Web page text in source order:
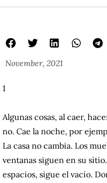
November, 2021
1
Algunas cosas, al caer,
no. Cae la noche, por
La casa no cambia. Los
ventanas siguen en su
espacios, sigue el vacío.